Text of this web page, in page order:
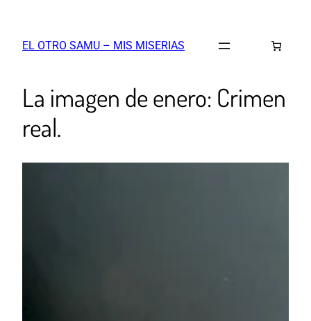
EL OTRO SAMU – MIS MISERIAS
La imagen de enero: Crimen
real.